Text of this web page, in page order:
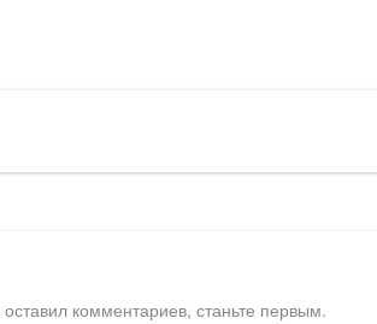
комментариев, станьте первым.